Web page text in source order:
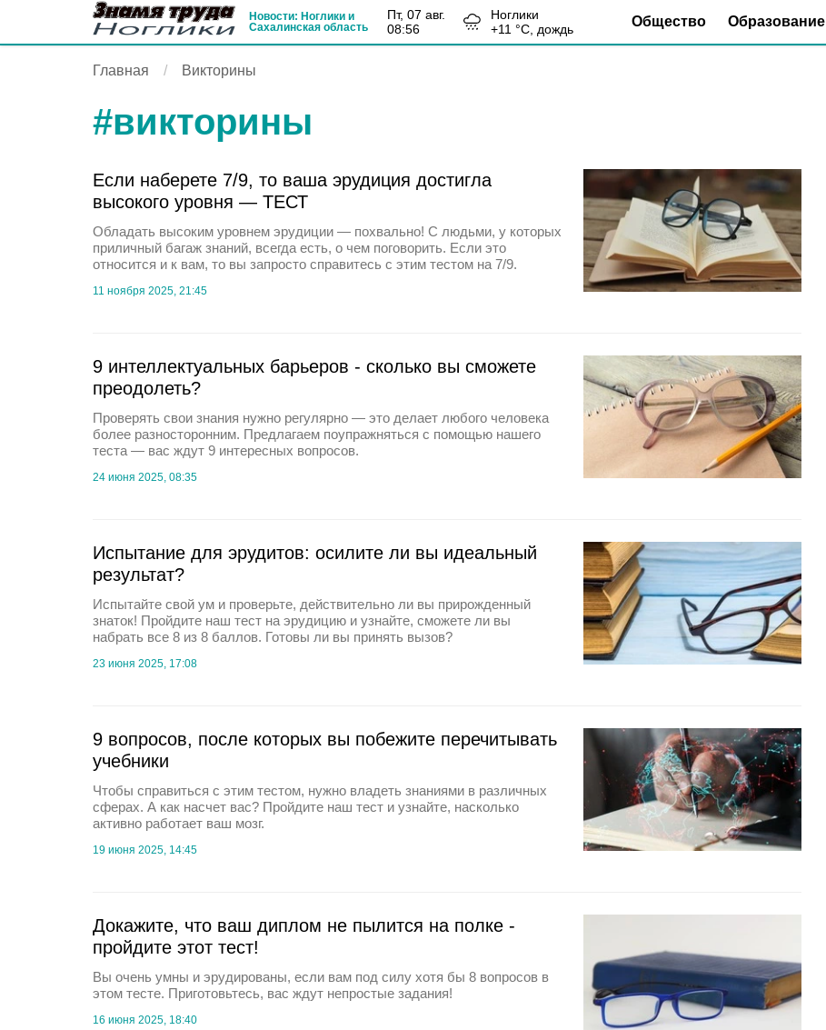
Новости: Ноглики и
Сахалинская область
пт, 07 авг.
08:56
Ноглики
+11 °С, дождь Общество Образование
Главная Викторины
#викторины
Если наберете 7/9, то ваша эрудиция достигла
высокого уровня — ТЕСТ
Обладать высоким уровнем эрудиции — похвально! С людьми, у которых
приличный багаж знаний, всегда есть, о чем поговорить. Если это
относится и к вам, то вы запросто справитесь с этим тестом на 7/9.
11 ноября 2025, 21:45
9 интеллектуальных барьеров - сколько вы сможете
преодолеть?
Проверять свои знания нужно регулярно — это делает любого человека
более разносторонним. Предлагаем поупражняться с помощью нашего
теста — вас ждут 9 интересных вопросов.
24 июня 2025, 08:35
Испытание для эрудитов: осилите ли вы идеальный
результат?
Испытайте свой ум и проверьте, действительно ли вы прирожденный
знаток! Пройдите наш тест на эрудицию и узнайте, сможете ли вы
набрать все 8 из 8 баллов. Готовы ли вы принять вызов?
23 июня 2025, 17:08
9 вопросов, после которых вы побежите перечитывать
учебники
Чтобы справиться с этим тестом, нужно владеть знаниями в различных
сферах. А как насчет вас? Пройдите наш тест и узнайте, насколько
активно работает ваш мозг.
19 июня 2025, 14:45
Докажите, что ваш диплом не пылится на полке -
пройдите этот тест!
Вы очень умны и эрудированы, если вам под силу хотя бы 8 вопросов в
этом тесте. Приготовьтесь, вас ждут непростые задания!
16 июня 2025, 18:40